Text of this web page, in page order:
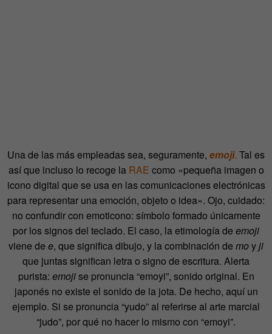
Una de las más empleadas sea, seguramente, emoji. Tal es
así que incluso lo recoge la RAE como «pequeña imagen o
icono digital que se usa en las comunicaciones electrónicas
para representar una emoción, objeto o idea». Ojo, cuidado:
no confundir con emoticono: símbolo formado únicamente
por los signos del teclado. El caso, la etimología de emoji
viene de e, que significa dibujo, y la combinación de moyji
que juntas significan letra o signo de escritura. Alerta
purista: emojise pronuncia “emoyi”, sonido original. En
japonés no existe el sonido de la jota. De hecho, aquí un
ejemplo. Si se pronuncia “yudo” al referirse al arte marcial
“judo”, por qué no hacer lo mismo con “emoyi”.